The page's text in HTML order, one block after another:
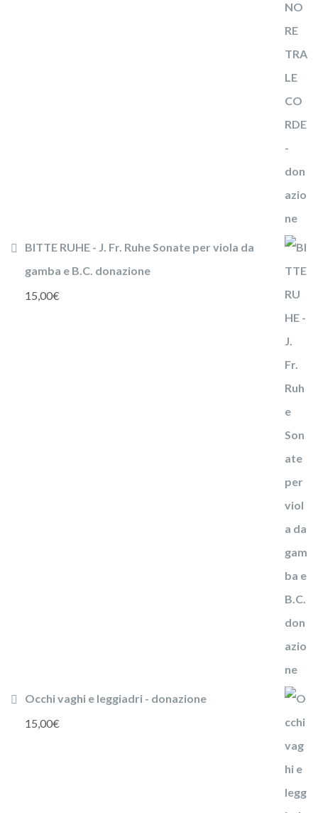
BITTE RUHE - J. Fr. Ruhe Sonate per viola da
gamba e B.C. donazione
15,00€
Occhi vaghi e leggiadri - donazione
15,00€